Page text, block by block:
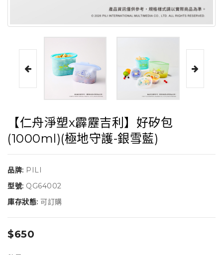
【仁舟淨塑x霹靂吉利】好矽包
(1000ml)(極地守護-銀雪藍)
品牌: PILI
型號: QG64002
庫存狀態: 可訂購
$650